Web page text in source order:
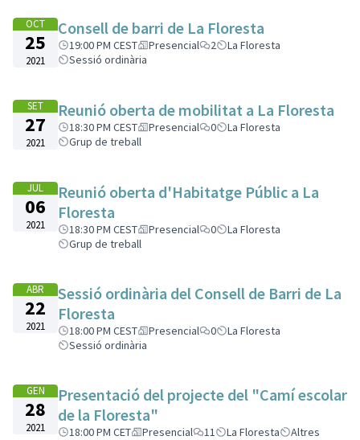
OCT
25
2021
Consell de barri de La Floresta
19:00 PM CEST Presencial 2
La Floresta
Sessió ordinària
SET
27
2021
Reunió oberta de mobilitat a La Floresta
18:30 PM CEST Presencial 0
La Floresta
Grup de treball
JUL
06
2021
Reunió oberta d'Habitatge Públic a La
Floresta
18:30 PM CEST Presencial 0
La Floresta
Grup de treball
ABR
22
2021
Sessió ordinària del Consell de Barri de La
Floresta
18:00 PM CEST Presencial 0
La Floresta
Sessió ordinària
GEN
28
2021
Presentació del projecte del "Camí escolar
de la Floresta"
18:00 PM CET Presencial 11 La Floresta Altres